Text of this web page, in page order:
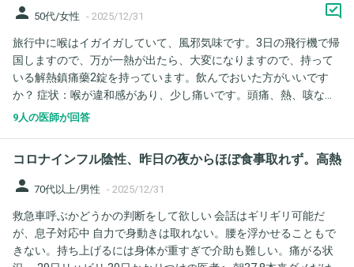
person 50代/女性 - 2025/12/31
旅行中に喉はイガイガしていて、風邪気味です。3日の飛行機で帰
国しますので、万が一熱が出たら、大変になりますので、持って
いる解熱鎮痛藥2錠を持っています。飲んでおいた方がいいです
か？ 症状：喉が違和感があり、少し痛いです。頭痛、熱、咳など
もありません。 持っている薬：日本市販の風邪薬ではなく、アセ
9人の医師が回答
コロナインフル陰性、昨日の夜からほぼ食事取れず。高熱
person 70代以上/男性 - 2025/12/31
救急車呼ぶかどうかの判断をして欲しい 会話はギリギリ可能だ
が、息子対応中 自力で身動きは取れない。腰を浮かせることもで
きない。持ち上げるには身体が重すぎで介助も難しい。痛がる状